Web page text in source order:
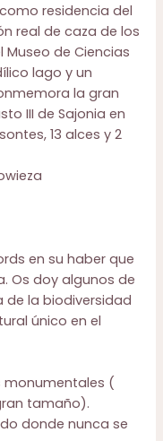
residencia del
real de caza de los
Museo de Ciencias
lago y un
la gran
III de Sajonia en
13 alces y 2
en su haber que
Os doy algunos de
de la biodiversidad
único en el
monumentales (
tamaño).
donde nunca se